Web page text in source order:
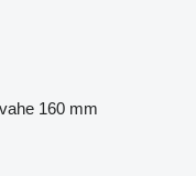
160 mm